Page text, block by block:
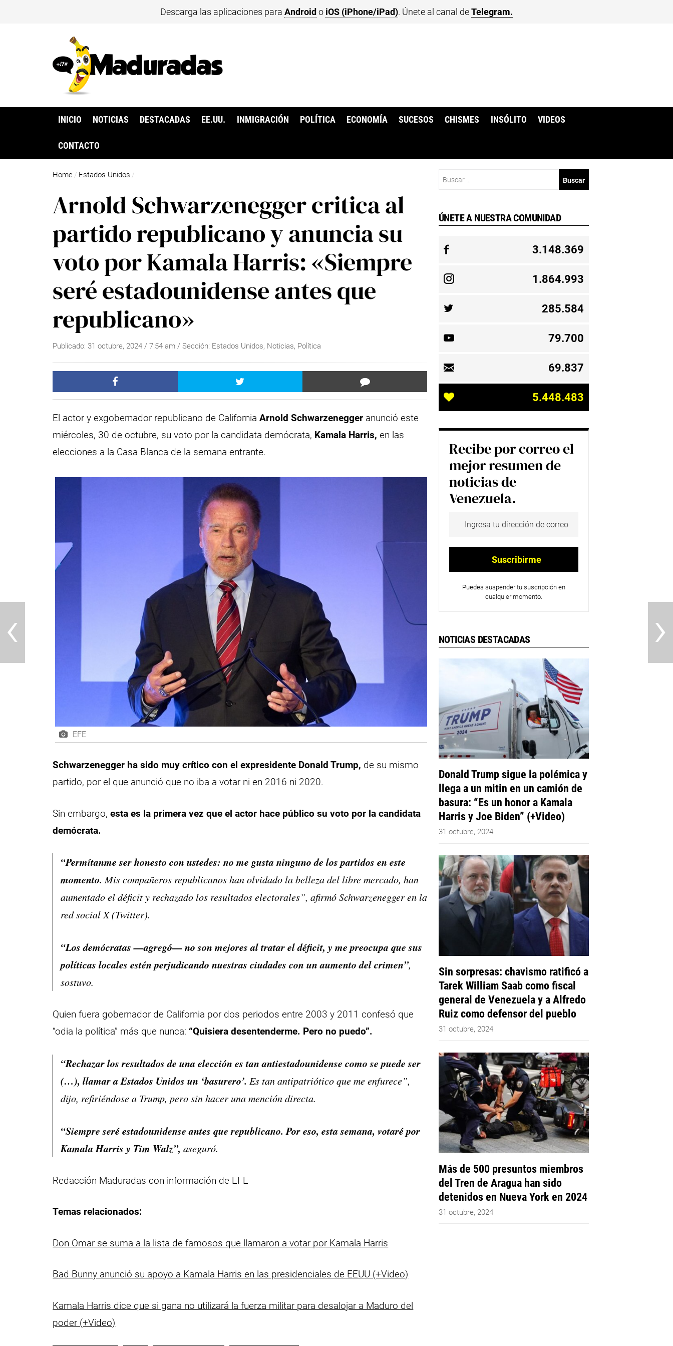
Descarga las aplicaciones para Android o iOS (iPhone/iPad). Únete al canal deTelegram.
INICIO NOTICIAS DESTACADAS EE.UU. INMIGRACIÓN POLÍTICA ECONOMÍA SUCESOS CHISMES INSÓLITO VIDEOS
CONTACTO
Home / Estados Unidos /
Arnold Schwarzenegger critica al
partido republicano y anuncia su
voto por Kamala Harris: «Siempre
seré estadounidense antes que
republicano»
Publicado:31 octubre, 2024 /7:54 am/ Sección: Estados Unidos, Noticias, Política
El actor y exgobernador republicano de CaliforniaArnold Schwarzenegger anunció este
miércoles, 30 de octubre, su voto por la candidata demócrata, Kamala Harris, en las
elecciones a la Casa Blanca de la semana entrante.
EFE
Schwarzenegger ha sido muy crítico con el expresidente Donald Trump, de su mismo
partido, por el que anunció que no iba a votar ni en 2016 ni 2020.
Sin embargo,esta es la primera vez que el actor hace público su voto por la candidata
demócrata.
“Permítanme ser honesto con ustedes: no me gusta ninguno de los partidos en este
momento. Mis compañeros republicanos han olvidado la belleza del libre mercado, han
aumentado el déficit y rechazado los resultados electorales”, afirmó Schwarzenegger en la
red social X (Twitter).
“Los demócratas —agregó— no son mejores al tratar el déficit, y me preocupa que sus
políticas locales estén perjudicando nuestras ciudades con un aumento del crimen”,
sostuvo.
Quien fuera gobernador de California por dos periodos entre 2003 y 2011 confesó que
“odia la política” más que nunca: “Quisiera desentenderme. Pero no puedo”.
“Rechazar los resultados de una elección es tan antiestadounidense como se puede ser
(…), llamar a Estados Unidos un ‘basurero’. Es tan antipatriótico que me enfurece”,
dijo, refiriéndose a Trump, pero sin hacer una mención directa.
“Siempre seré estadounidense antes que republicano. Por eso, esta semana, votaré por
Kamala Harris y Tim Walz”, aseguró.
Redacción Maduradas con información de EFE
Temas relacionados:
Don Omar se suma a la lista de famosos que llamaron a votar por Kamala Harris
Bad Bunny anunció su apoyo a Kamala Harris en las presidenciales de EEUU (+Video)
Kamala Harris dice que si gana no utilizará la fuerza militar para desalojar a Maduro del
poder (+Video)
ÚNETE A NUESTRA COMUNIDAD
3.148.369
1.864.993
285.584
79.700
69.837
5.448.483
Recibe por correo el
mejor resumen de
noticias de
Venezuela.
Puedes suspender tu suscripción en
cualquier momento.
NOTICIAS DESTACADAS
Donald Trump sigue la polémica y
llega a un mitin en un camión de
basura: “Es un honor a Kamala
Harris y Joe Biden” (+Video)
31 octubre, 2024
Sin sorpresas: chavismo ratificó a
Tarek William Saab como fiscal
general de Venezuela y a Alfredo
Ruiz como defensor del pueblo
31 octubre, 2024
Más de 500 presuntos miembros
del Tren de Aragua han sido
detenidos en Nueva York en 2024
31 octubre, 2024
›
‹